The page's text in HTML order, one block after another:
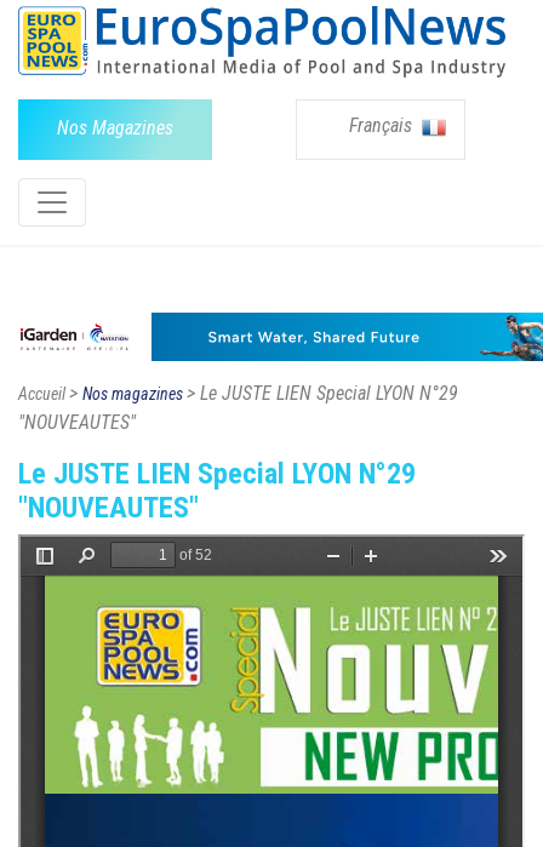
Nos Magazines Français
Accueil> Nos magazines> Le JUSTE LIEN Special LYON N°29
"NOUVEAUTES"
Le JUSTE LIEN Special LYON N°29
"NOUVEAUTES"